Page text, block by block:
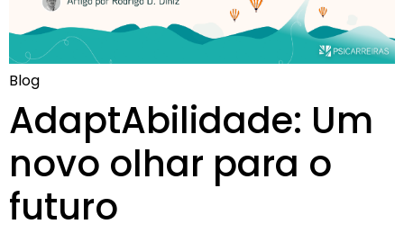
Blog
AdaptAbilidade: Um
novo olhar para o
futuro